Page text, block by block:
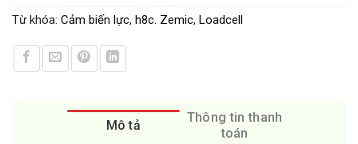
Từ khóa: Cảm biến lực, h8c. Zemic, Loadcell
Mô tả
Thông tin thanh
toán